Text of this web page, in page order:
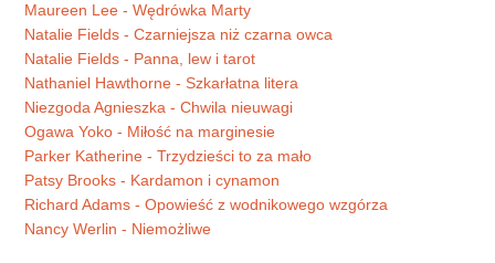
Maureen Lee - Wędrówka Marty
Natalie Fields - Czarniejsza niż czarna owca
Natalie Fields - Panna, lew i tarot
Nathaniel Hawthorne - Szkarłatna litera
Niezgoda Agnieszka - Chwila nieuwagi
Ogawa Yoko - Miłość na marginesie
Parker Katherine - Trzydzieści to za mało
Patsy Brooks - Kardamon i cynamon
Richard Adams - Opowieść z wodnikowego wzgórza
Nancy Werlin - Niemożliwe